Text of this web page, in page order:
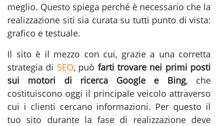
meglio. Questo spiega perché è necessario che la
realizzazione siti sia curata su tutti punto di vista:
grafico e testuale.
Il sito è il mezzo con cui, grazie a una corretta
strategia di SEO, può farti trovare nei primi posti
sui motori di ricerca Google e Bing, che
costituiscono oggi il principale veicolo attraverso
cui i clienti cercano informazioni. Per questo il
tuo sito durante la fase di realizzazionedeve